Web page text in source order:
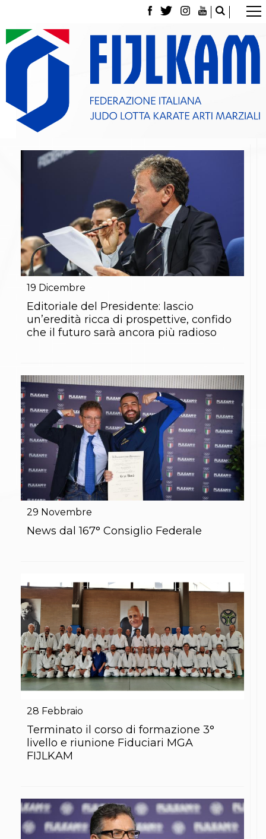
La Federazione
Tesseramento
Contatti
Norme e modulistica Affiliazioni e Tesseramenti
Classifica Società Sportive con più di 100 atleti
tesserati
Gare e Risultati
Archivio eventi
Dove siamo
Media
Partners
Trasparenza
Judo
La disciplina
News
Attività Didattica
Gare e Risultati
Albi Federali
Lotta
La disciplina
News
Gare e Risultati
Karate
La disciplina
News
Gare e Risultati
Attività Didattica
Albi Federali
Arti marziali
Aikido
Ju Jitsu
Sumo
Capoeira
Grappling
Pancrazio/Pankration
S'istrumpa
La disciplina
News
Merchandising
Mappa del sito
Cerca
Contatti
News
Cookies Accept
Newsletter
Catalogo formativo
Corsi di Specializzazione
Corsi FIJLKAM-FISDIR
Abilitazioni
Sportello Fiscale
News
19 Dicembre
Editoriale del Presidente: lascio
un’eredità ricca di prospettive, confido
che il futuro sarà ancora più radioso
29 Novembre
News dal 167° Consiglio Federale
28 Febbraio
Terminato il corso di formazione 3°
livello e riunione Fiduciari MGA
FIJLKAM